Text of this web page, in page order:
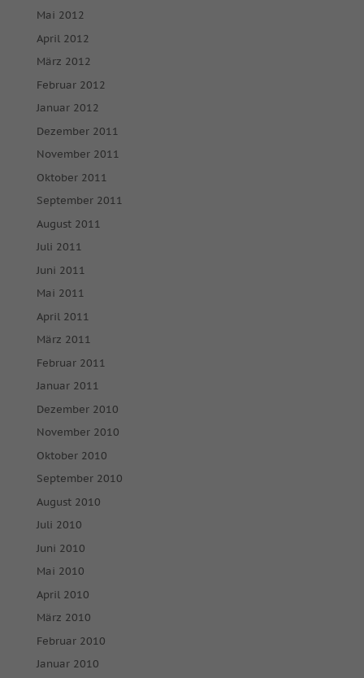
Mai 2012
April 2012
März 2012
Februar 2012
Januar 2012
Dezember 2011
November 2011
Oktober 2011
September 2011
August 2011
Juli 2011
Juni 2011
Mai 2011
April 2011
März 2011
Februar 2011
Januar 2011
Dezember 2010
November 2010
Oktober 2010
September 2010
August 2010
Juli 2010
Juni 2010
Mai 2010
April 2010
März 2010
Februar 2010
Januar 2010